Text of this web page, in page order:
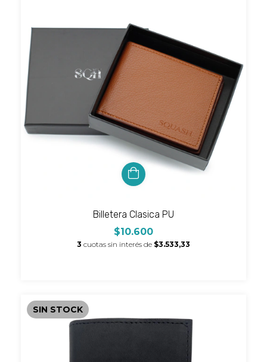
Billetera Clasica PU
$10.600
3 cuotas sin interés de $3.533,33
SIN STOCK